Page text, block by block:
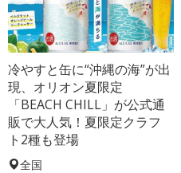
冷やすと缶に“沖縄の海”が出
現、オリオン夏限定
「BEACH CHILL」が公式通
販で大人気！夏限定クラフ
ト2種も登場
全国